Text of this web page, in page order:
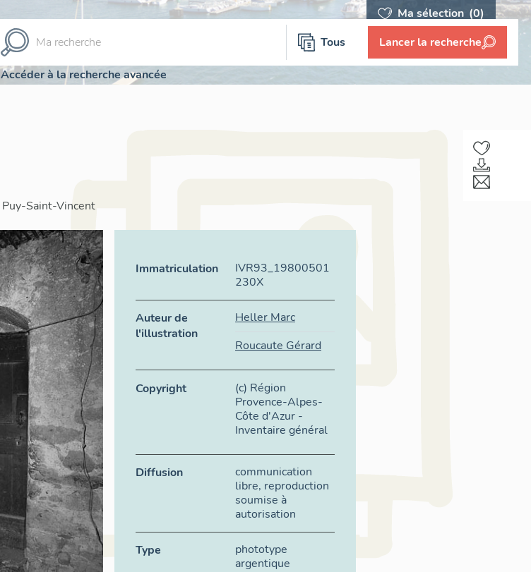
Ma sélection (0)
Tous Lancer la recherche
Accéder à la recherche avancée
Puy-Saint-Vincent
Immatriculation
IVR93_19800501
230X
Auteur de
l'illustration
Heller Marc
Roucaute Gérard
Copyright
(c) Région
Provence-Alpes-
Côte d'Azur -
Inventaire général
Diffusion
communication
libre, reproduction
soumise à
autorisation
Type
phototype
argentique